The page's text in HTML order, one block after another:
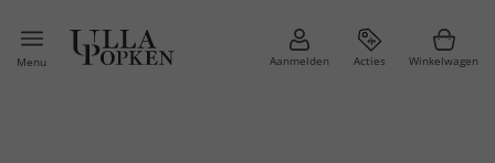
Menu Aanmelden Acties Winkelwagen